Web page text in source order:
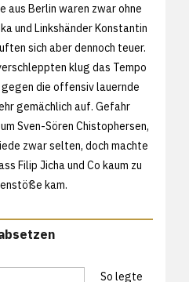
aus Berlin waren zwar ohne
und Linkshänder Konstantin
sich aber dennoch teuer.
klug das Tempo
die offensiv lauernde
gemächlich auf. Gefahr
Sven-Sören Chistophersen,
zwar selten, doch machte
Filip Jicha und Co kaum zu
kam.
So legte